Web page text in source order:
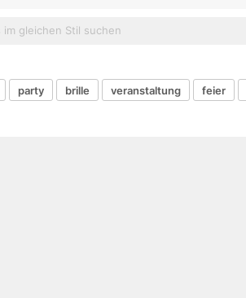
party brille veranstaltung feier